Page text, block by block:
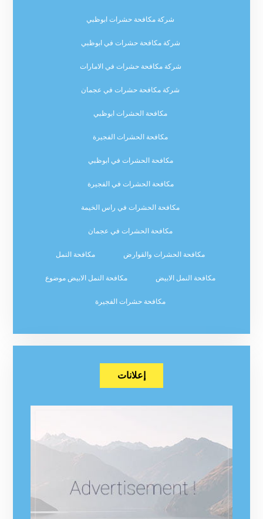
شركة مكافحة حشرات ابوظبي
شركة مكافحة حشرات في ابوظبي
شركة مكافحة حشرات في الامارات
شركة مكافحة حشرات في عجمان
مكافحة الحشرات ابوظبي
مكافحة الحشرات الفجيرة
مكافحة الحشرات في ابوظبي
مكافحة الحشرات في الفجيرة
مكافحة الحشرات في راس الخيمة
مكافحة الحشرات في عجمان
مكافحة الحشرات والقوارض مكافحة النمل
مكافحة النمل الابيض مكافحة النمل الابيض موضوع
مكافحة حشرات الفجيرة
إعلانات